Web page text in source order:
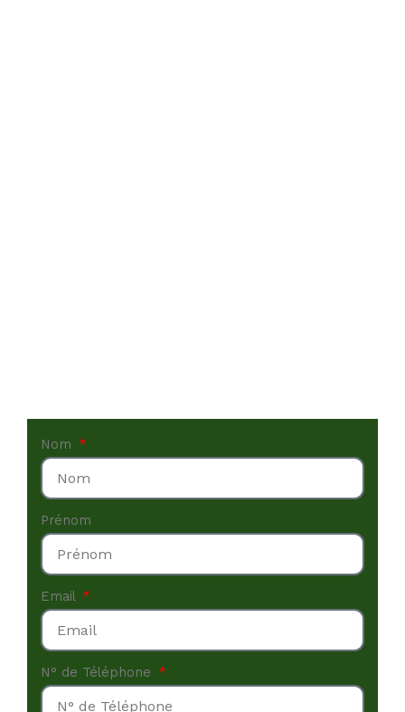
Nom
Prénom
Email
N° de Téléphone